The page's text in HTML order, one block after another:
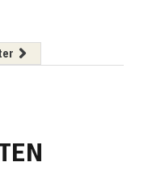
Kleines Kästchen, große
Beitrag: EEA-